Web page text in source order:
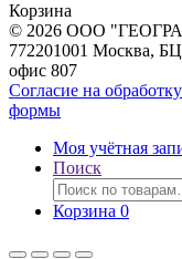
Корзина
© 2026 ООО
772201001 Москва,
офис 807
Согласие на
формы
Моя учётная
Поиск
Искать:
Корзина 0